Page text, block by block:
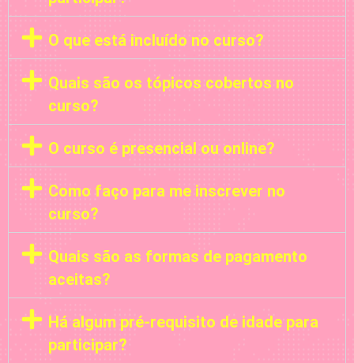
O que está incluído no curso?
Quais são os tópicos cobertos no
curso?
O curso é presencial ou online?
Como faço para me inscrever no
curso?
Quais são as formas de pagamento
aceitas?
Há algum pré-requisito de idade para
participar?